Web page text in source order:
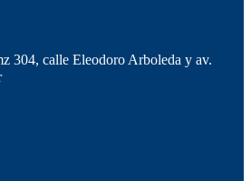
304, calle Eleodoro Arboleda y av.